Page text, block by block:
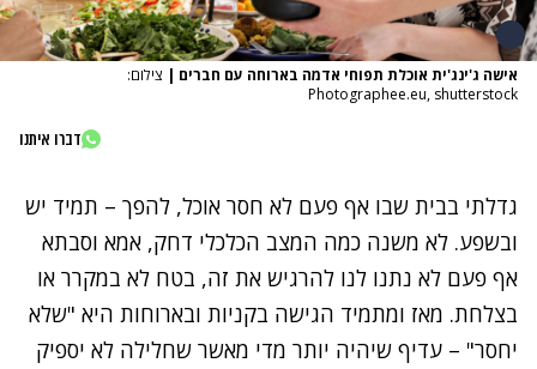
אישה ג'ינג'ית אוכלת תפוחי אדמה בארוחה עם חברים | צילום:
Photographee.eu, shutterstock
דברו איתנו
גדלתי בבית שבו אף פעם לא חסר אוכל, להפך – תמיד יש
ובשפע. לא משנה כמה המצב הכלכלי דחק, אמא וסבתא
אף פעם לא נתנו לנו להרגיש את זה, בטח לא במקרר או
בצלחת. מאז ומתמיד הגישה בקניות ובארוחות היא "שלא
יחסר" – עדיף שיהיה יותר מדי מאשר שחלילה לא יספיק